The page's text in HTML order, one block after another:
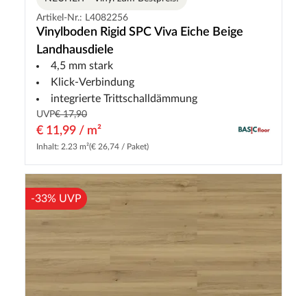
Artikel-Nr.: L4082256
Vinylboden Rigid SPC Viva Eiche Beige
Landhausdiele
4,5 mm stark
Klick-Verbindung
integrierte Trittschalldämmung
UVP€ 17,90
€ 11,99 / m²
Inhalt: 2.23 m²(€ 26,74 / Paket)
-33% UVP